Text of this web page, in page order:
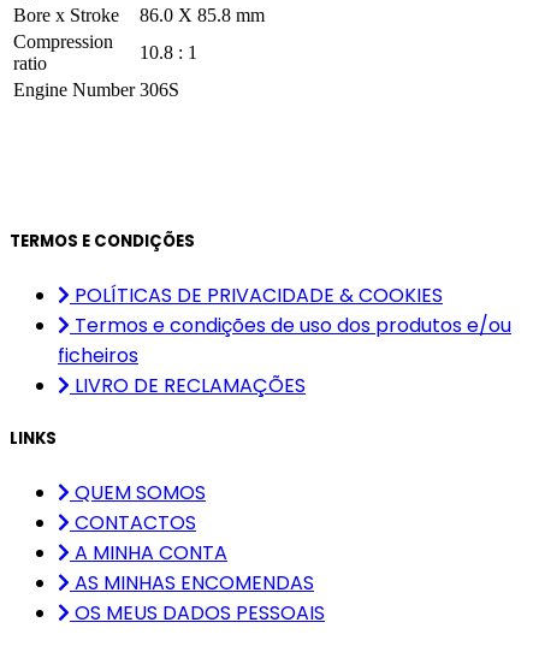
Bore x Stroke
86.0 X 85.8 mm
Compression
ratio
10.8 : 1
Engine Number 306S
TERMOS E CONDIÇÕES
POLÍTICAS DE PRIVACIDADE & COOKIES
Termos e condições de uso dos produtos e/ou
ficheiros
LIVRO DE RECLAMAÇÕES
LINKS
QUEM SOMOS
CONTACTOS
A MINHA CONTA
AS MINHAS ENCOMENDAS
OS MEUS DADOS PESSOAIS